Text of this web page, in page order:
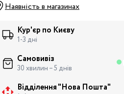
Наявність в магазинах
Кур'єр по Києву
1-3 дні
Самовивіз
30 хвилин – 5 днів
Відділення "Нова Пошта"